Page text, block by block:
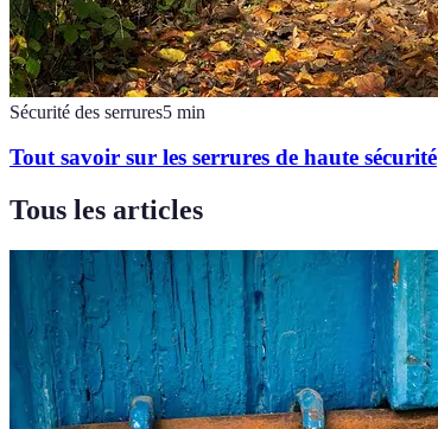
Sécurité des serrures5 min
Tout savoir sur les serrures de haute sécurité
Tous les articles